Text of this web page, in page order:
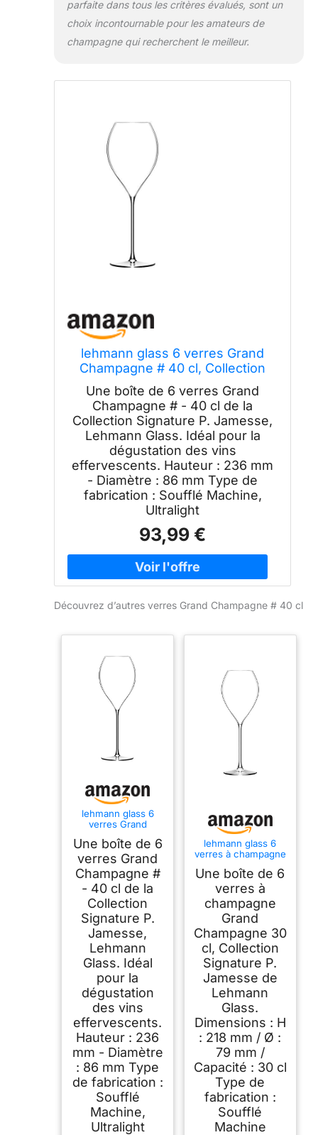
parfaite dans tous les critères évalués, sont un
choix incontournable pour les amateurs de
champagne qui recherchent le meilleur.
lehmann glass 6 verres Grand
Champagne # 40 cl, Collection
Signature P. Jamesse, Ultralight
Une boîte de 6 verres Grand
Champagne # - 40 cl de la
Collection Signature P. Jamesse,
Lehmann Glass. Idéal pour la
dégustation des vins
effervescents. Hauteur : 236 mm
- Diamètre : 86 mm Type de
fabrication : Soufflé Machine,
Ultralight
93,99 €
Découvrez d’autres verres Grand Champagne # 40 cl
lehmann glass 6
verres Grand
Collection Signature
P. Jamesse,
Ultralight
Une boîte de 6
verres Grand
Champagne #
- 40 cl de la
Collection
Signature P.
Jamesse,
Lehmann
Glass. Idéal
pour la
dégustation
des vins
effervescents.
Hauteur : 236
mm - Diamètre
: 86 mm Type
de fabrication :
Soufflé
Machine,
Ultralight
lehmann glass 6
verres à champagne
30 cl, Collection
Signature P.
Jamesse
Une boîte de 6
verres à
champagne
Grand
Champagne 30
cl, Collection
Signature P.
Jamesse de
Lehmann
Glass.
Dimensions : H
: 218 mm / Ø :
79 mm /
Capacité : 30 cl
Type de
fabrication :
Soufflé
Machine